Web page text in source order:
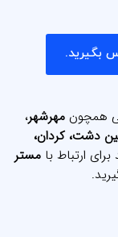
بگیرید.
همچون مهرشهر،
دشت، کردان،
ارتباط با مستر